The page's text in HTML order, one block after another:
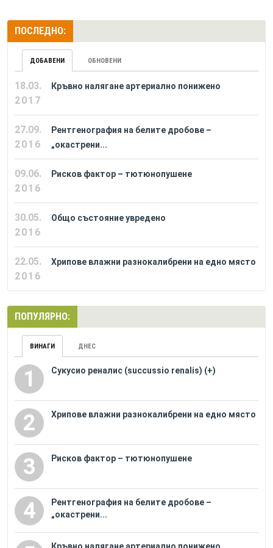
ПОСЛЕДНО:
ДОБАВЕНИ ОБНОВЕНИ
18.03.
2017
Кръвно налягане артериално понижено
27.09.
2016
Рентгенография на белите дробове –
„окастрени...
09.06.
2016
Рисков фактор – тютюнопушене
30.05.
2016
Общо състояние увредено
22.05.
2016
Хрипове влажни разнокалибрени на едно място
ПОПУЛЯРНО:
ВИНАГИ ДНЕС
1 Сукусио реналис (succussio renalis) (+)
2 Хрипове влажни разнокалибрени на едно място
3 Рисков фактор – тютюнопушене
4
Рентгенография на белите дробове –
„окастрени...